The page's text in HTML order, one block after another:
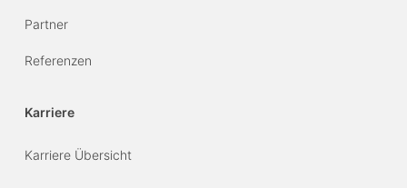
Partner
Referenzen
Karriere
Karriere Übersicht